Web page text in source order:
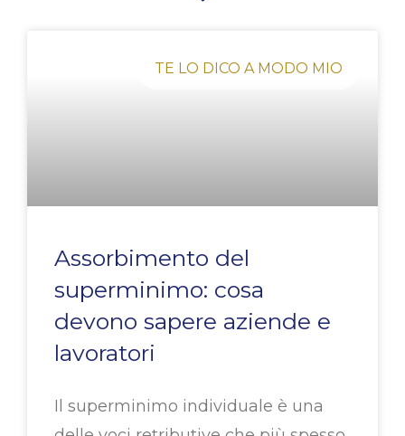
TE LO DICO A MODO MIO
Assorbimento del
superminimo: cosa
devono sapere aziende e
lavoratori
Il superminimo individuale è una